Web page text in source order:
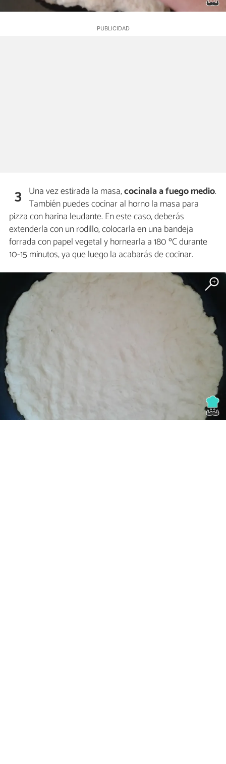
3 Una vez estirada la masa,cocínala a fuego medio.
También puedes cocinar al horno la masa para
pizza con harina leudante. En este caso, deberás
extenderla con un rodillo, colocarla en una bandeja
forrada con papel vegetal y hornearla a 180 ºC durante
10-15 minutos, ya que luego la acabarás de cocinar.